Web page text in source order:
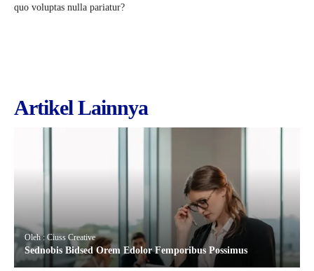
quo voluptas nulla pariatur?
Artikel Lainnya
Oleh : Ciuss Creative
Sednobis Bidsed Orem Edolor Femporibus Possimus